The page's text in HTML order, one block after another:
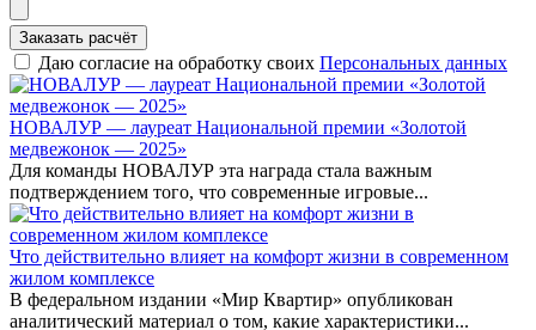
Заказать расчёт
Даю согласие на обработку своих Персональных данных
НОВАЛУР — лауреат Национальной премии «Золотой
медвежонок — 2025»
Для команды НОВАЛУР эта награда стала важным
подтверждением того, что современные игровые...
Что действительно влияет на комфорт жизни в современном
жилом комплексе
В федеральном издании «Мир Квартир» опубликован
аналитический материал о том, какие характеристики...